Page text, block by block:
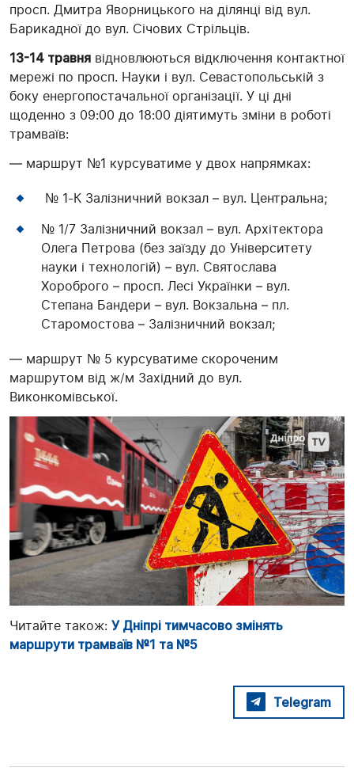
просп. Дмитра Яворницького на ділянці від вул.
Барикадної до вул. Січових Стрільців.
13-14 травня відновлюються відключення контактної
мережі по просп. Науки і вул. Севастопольській з
боку енергопостачальної організації. У ці дні
щоденно з 09:00 до 18:00 діятимуть зміни в роботі
трамваїв:
— маршрут №1 курсуватиме у двох напрямках:
№ 1-К Залізничний вокзал – вул. Центральна;
№ 1/7 Залізничний вокзал – вул. Архітектора
Олега Петрова (без заїзду до Університету
науки і технологій) – вул. Святослава
Хороброго – просп. Лесі Українки – вул.
Степана Бандери – вул. Вокзальна – пл.
Старомостова – Залізничний вокзал;
— маршрут № 5 курсуватиме скороченим
маршрутом від ж/м Західний до вул.
Виконкомівської.
Читайте також: У Дніпрі тимчасово змінять
маршрути трамваїв №1 та №5
Telegram